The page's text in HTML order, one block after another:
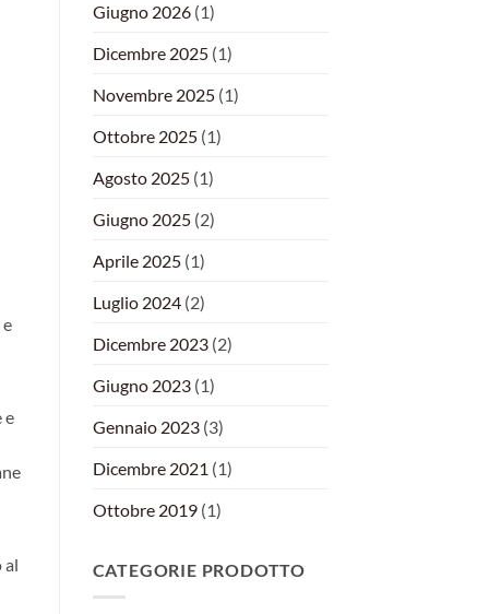
e
al
Giugno 2026(1)
Dicembre 2025(1)
Novembre 2025(1)
Ottobre 2025(1)
Agosto 2025(1)
Giugno 2025(2)
Aprile 2025(1)
Luglio 2024(2)
Dicembre 2023(2)
Giugno 2023(1)
Gennaio 2023(3)
Dicembre 2021 (1)
Ottobre 2019(1)
CATEGORIE PRODOTTO